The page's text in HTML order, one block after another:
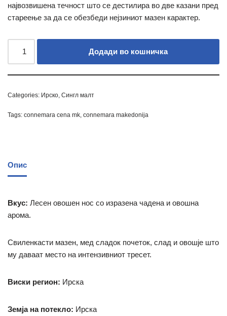
највозвишена течност што се дестилира во две казани пред
стареење за да се обезбеди нејзиниот мазен карактер.
Додади во кошничка
Categories: Ирско Сингл малт
Tags: connemara cena mk connemara makedonija
Опис
Вкус: Лесен овошен нос со изразена чадена и овошна
арома.
Свиленкасти мазен, мед сладок почеток, слад и овошје што
му даваат место на интензивниот тресет.
Виски регион: Ирска
Земја на потекло: Ирска